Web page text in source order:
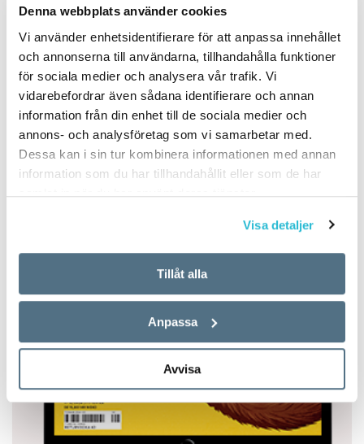
Denna webbplats använder cookies
Vi använder enhetsidentifierare för att anpassa innehållet
och annonserna till användarna, tillhandahålla funktioner
för sociala medier och analysera vår trafik. Vi
vidarebefordrar även sådana identifierare och annan
information från din enhet till de sociala medier och
annons- och analysföretag som vi samarbetar med.
Dessa kan i sin tur kombinera informationen med annan
information som du har tillhandahållit eller som de har
samlat in när du har använt deras tjänster.
Visa detaljer
Tillåt alla
Anpassa
Avvisa